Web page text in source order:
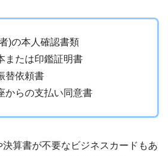
)の本人確認書類
または印鑑証明書
替依頼書
からの支払い同意書
算書が不要なビジネスカードもあ